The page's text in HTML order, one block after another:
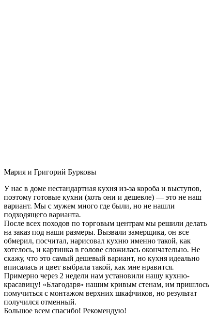
Мария и Григорий Бурковы
У нас в доме нестандартная кухня из-за короба и выступов,
поэтому готовые кухни (хоть они и дешевле) — это не наш
вариант. Мы с мужем много где были, но не нашли
подходящего варианта.
После всех походов по торговым центрам мы решили делать
на заказ под наши размеры. Вызвали замерщика, он все
обмерил, посчитал, нарисовал кухню именно такой, как
хотелось, и картинка в голове сложилась окончательно. Не
скажу, что это самый дешевый вариант, но кухня идеально
вписалась и цвет выбрала такой, как мне нравится.
Примерно через 2 недели нам установили нашу кухню-
красавицу! «Благодаря» нашим кривым стенам, им пришлось
помучиться с монтажом верхних шкафчиков, но результат
получился отменный.
Большое всем спасибо! Рекомендую!